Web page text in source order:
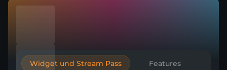
Widget und Stream Pass Features